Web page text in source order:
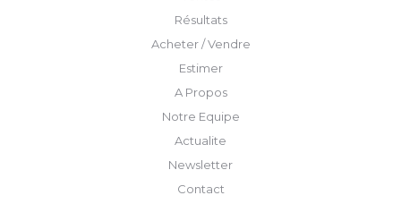
Résultats
Acheter / Vendre
Estimer
A Propos
Notre Equipe
Actualite
Newsletter
Contact